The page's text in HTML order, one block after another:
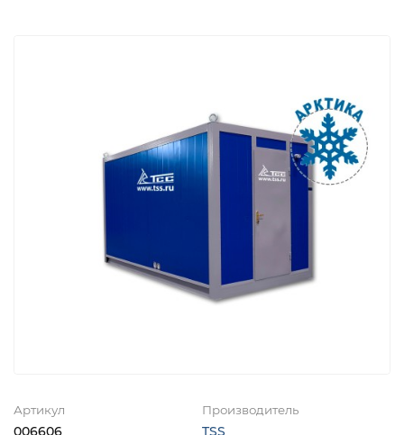
Артикул
006606
Производитель
TSS